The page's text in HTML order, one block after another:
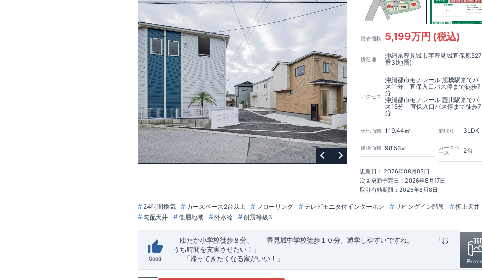
販売価格 5,199万円 (税込)
所在地
沖縄県豊見城市字豊見城宜保原527
番3(地番)
アクセス
沖縄都市モノレール 旭橋駅までバ
ス11分 宜保入口バス停まで徒歩7
分
沖縄都市モノレール 壺川駅までバ
ス15分 宜保入口バス停まで徒歩7
分
土地面積 119.44㎡
建物面積 98.53㎡
間取り 3LDK
カースペ
ース
2台
更新日： 2026年08月03日
次回更新予定日：2026年8月17日
取引有効期限：2026年8月8日
24時間換気 カースペース2台以上 フローリング テレビモニタ付インターホン リビングイン階段
折上天井
勾配天井
低層地域 外水栓 耐震等級3
Good!
ゆたか小学校徒歩８分、 豊見城中学校徒歩１０分。通学しやすいですね。
「お
うち時間を充実させたい！」
「帰ってきたくなる家がいい！」